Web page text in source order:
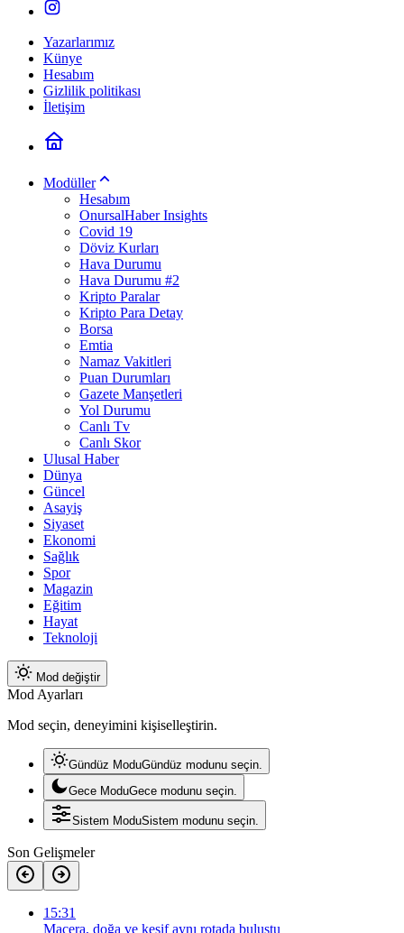
Yazarlarımız
Künye
Hesabım
Gizlilik politikası
İletişim
Modüller
Hesabım
OnursalHaber Insights
Covid 19
Döviz Kurları
Hava Durumu
Hava Durumu #2
Kripto Paralar
Kripto Para Detay
Borsa
Emtia
Namaz Vakitleri
Puan Durumları
Gazete Manşetleri
Yol Durumu
Canlı Tv
Canlı Skor
Ulusal Haber
Dünya
Güncel
Asayiş
Siyaset
Ekonomi
Sağlık
Spor
Magazin
Eğitim
Hayat
Teknoloji
Mod değiştir
Mod Ayarları
Mod seçin, deneyimini kişiselleştirin.
Gündüz ModuGündüz modunu seçin.
Gece ModuGece modunu seçin.
Sistem ModuSistem modunu seçin.
Son Gelişmeler
15:31
Macera, doğa ve keşif aynı rotada buluştu